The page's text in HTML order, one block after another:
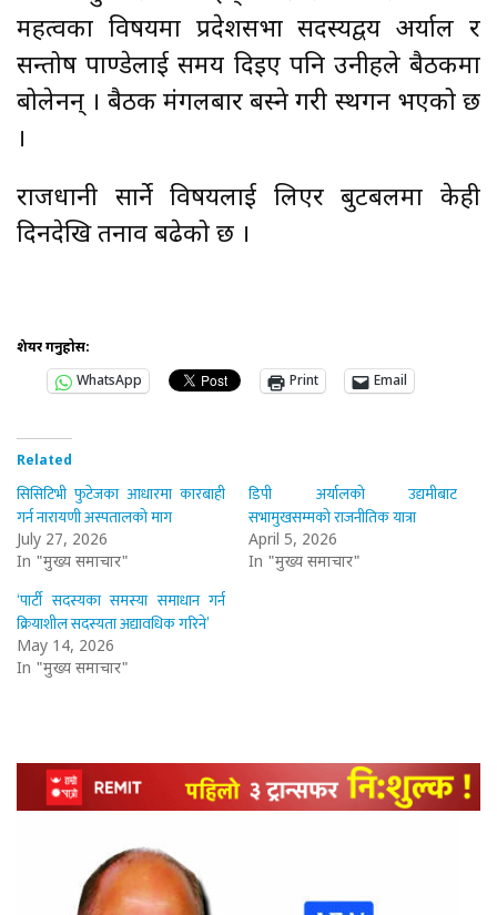
महत्वका विषयमा प्रदेशसभा सदस्यद्वय अर्याल र
सन्तोष पाण्डेलाई समय दिइए पनि उनीहरुले बैठकमा
बोलेनन् । बैठक मंगलबार बस्ने गरी स्थगन भएको छ
।
राजधानी सार्ने विषयलाई लिएर बुटबलमा केही
दिनदेखि तनाव बढेको छ ।
शेयर गर्नुहोस:
WhatsApp
Print Email
Related
सिसिटिभी फुटेजका आधारमा कारबाही
गर्न नारायणी अस्पतालको माग
July 27, 2026
In "मुख्य समाचार"
डिपी अर्यालको उद्यमीबाट
सभामुखसम्मको राजनीतिक यात्रा
April 5, 2026
In "मुख्य समाचार"
‘पार्टी सदस्यका समस्या समाधान गर्न
क्रियाशील सदस्यता अद्यावधिक गरिने’
May 14, 2026
In "मुख्य समाचार"